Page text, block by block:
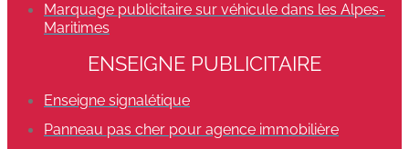
Marquage publicitaire sur véhicule dans les Alpes-
Maritimes
ENSEIGNE PUBLICITAIRE
Enseigne signalétique
Panneau pas cher pour agence immobilière